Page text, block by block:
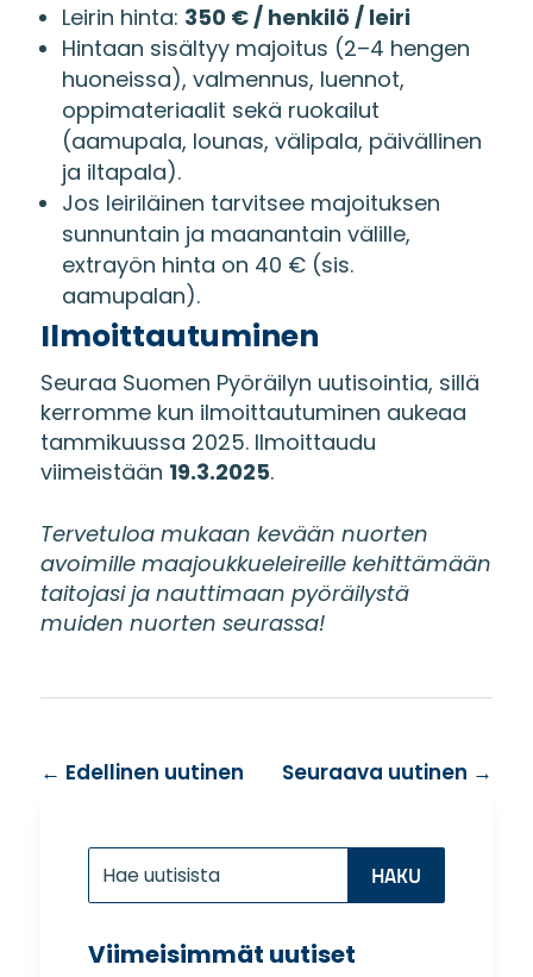
Leirin hinta: 350 € / henkilö / leiri
Hintaan sisältyy majoitus (2–4 hengen
huoneissa), valmennus, luennot,
oppimateriaalit sekä ruokailut
(aamupala, lounas, välipala, päivällinen
ja iltapala).
Jos leiriläinen tarvitsee majoituksen
sunnuntain ja maanantain välille,
extrayön hinta on 40 € (sis.
aamupalan).
Ilmoittautuminen
Seuraa Suomen Pyöräilyn uutisointia, sillä
kerromme kun ilmoittautuminen aukeaa
tammikuussa 2025. Ilmoittaudu
viimeistään 19.3.2025.
Tervetuloa mukaan kevään nuorten
avoimille maajoukkueleireille kehittämään
taitojasi ja nauttimaan pyöräilystä
muiden nuorten seurassa!
← Edellinen uutinen Seuraava uutinen →
Etsi:
for...
Viimeisimmät uutiset